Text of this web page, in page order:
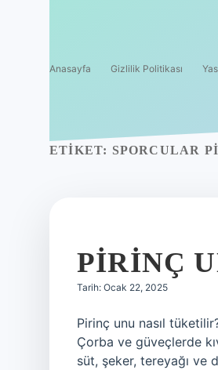
Anasayfa Gizlilik Politikası
ETIKET: SPORCULAR
PIRINÇ
Tarih: Ocak 22, 2025
Pirinç unu nasıl
Çorba ve güveçlerde
süt, şeker, tereyağı ve